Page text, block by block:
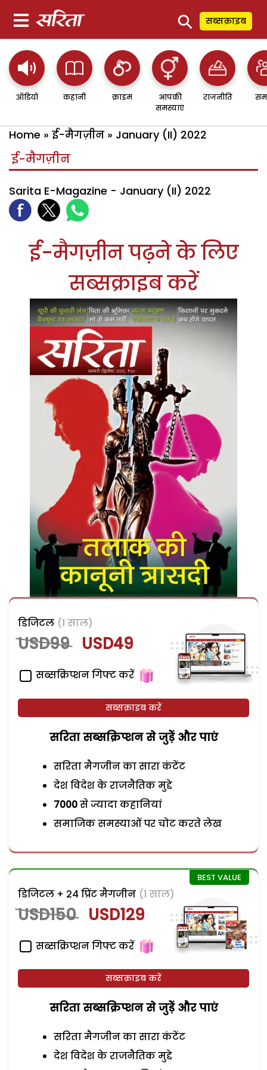
⚲ सब्सक्राइब
ऑडियो कहानी क्राइम
आपकी
समस्याएं
राजनीति
Home » ई-मैगज़ीन » January (II) 2022
ई-मैगज़ीन
Sarita E-Magazine - January (II) 2022
ई-मैगज़ीन पढ़ने के लिए
सब्सक्राइब करें
डिजिटल (1 साल)
USD99 USD49
सब्सक्रिप्शन गिफ्ट करें
सब्सक्राइब करें
सरिता सब्सक्रिप्शन से जुड़ेें और पाएं
सरिता मैगजीन का सारा कंटेंट
देश विदेश के राजनैतिक मुद्दे
7000से ज्यादा कहानियां
समाजिक समस्याओं पर चोट करते लेख
डिजिटल + 24 प्रिंट मैगजीन (1 साल)
USD150 USD129
सब्सक्रिप्शन गिफ्ट करें
सब्सक्राइब करें
सरिता सब्सक्रिप्शन से जुड़ेें और पाएं
सरिता मैगजीन का सारा कंटेंट
देश विदेश के राजनैतिक मुद्दे